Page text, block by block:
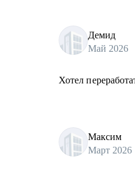
Демид
Май 2026
Хотел
Максим
Март 2026